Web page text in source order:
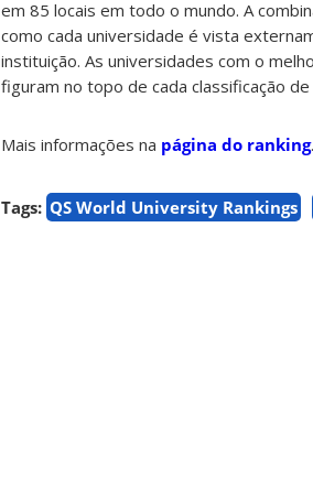
em 85 locais em todo o mundo. A
como cada universidade é vista
instituição. As universidades com o
figuram no topo de cada classificação de
Mais informações na página do ranking.
Tags: QS World University Rankings